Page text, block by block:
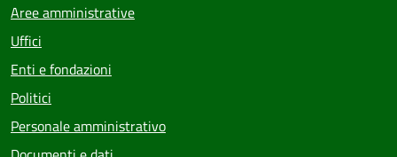
Aree amministrative
Uffici
Enti e fondazioni
Politici
Personale amministrativo